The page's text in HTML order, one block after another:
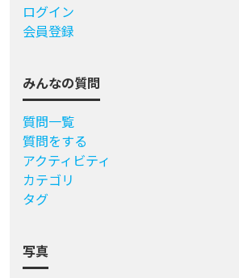
ログイン
会員登録
みんなの質問
質問一覧
質問をする
アクティビティ
カテゴリ
タグ
写真